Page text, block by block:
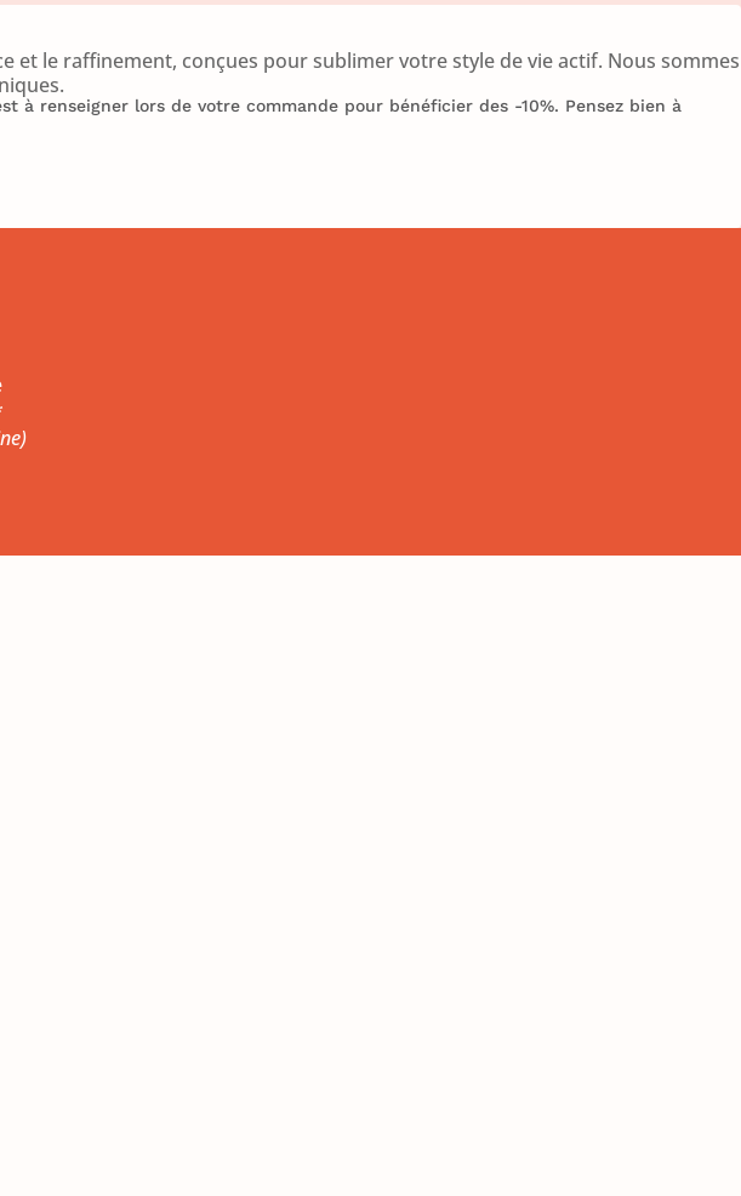
et le raffinement, conçues pour sublimer votre style de vie actif. Nous sommes
à renseigner lors de votre commande pour bénéficier des -10%. Pensez bien à